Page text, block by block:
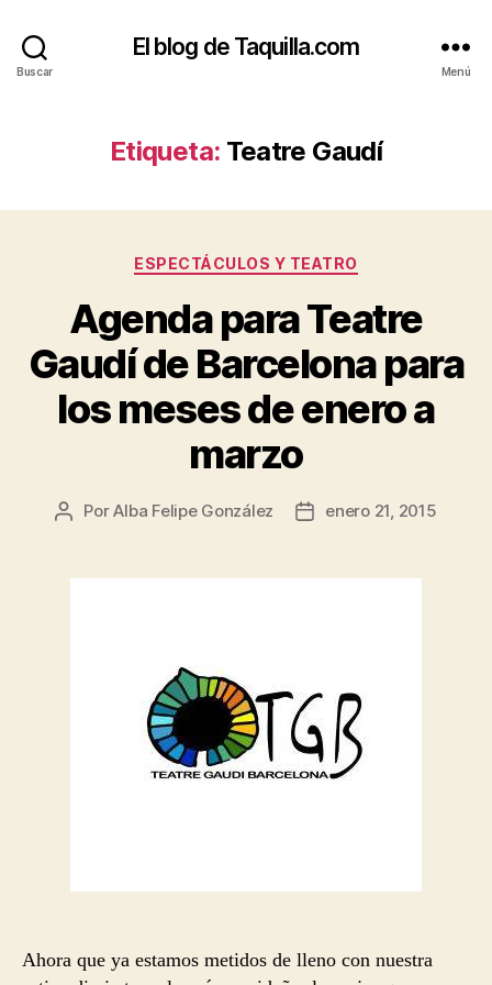
Buscar
El blog de Taquilla.com
Menú
Etiqueta: Teatre Gaudí
Categorías
ESPECTÁCULOS Y TEATRO
Agenda para Teatre
Gaudí de Barcelona para
los meses de enero a
marzo
Autor
entrada
PorAlba Felipe González
Fecha
entrada
enero 21, 2015
Ahora que ya estamos metidos de lleno con nuestra